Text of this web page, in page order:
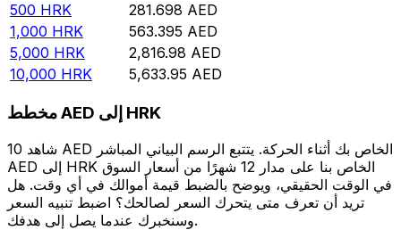
500 HRK 281.698 AED
1,000 HRK 563.395 AED
5,000 HRK 2,816.98 AED
10,000 HRK 5,633.95 AED
مخطط AED إلى HRK
شاهد 10 AED الخاص بك أثناء الحركة. يتتبع الرسم البياني المباشر
AED إلى HRK الخاص بنا على مدار 12 شهرًا من أسعار السوق
في الوقت الحقيقي، ويوضح بالضبط قيمة أموالك في أي وقت. هل
تريد أن تعرف متى يتحرك السعر لصالحك؟ اضبط تنبيه السعر
وسنخبرك عندما يصل إلى هدفك.